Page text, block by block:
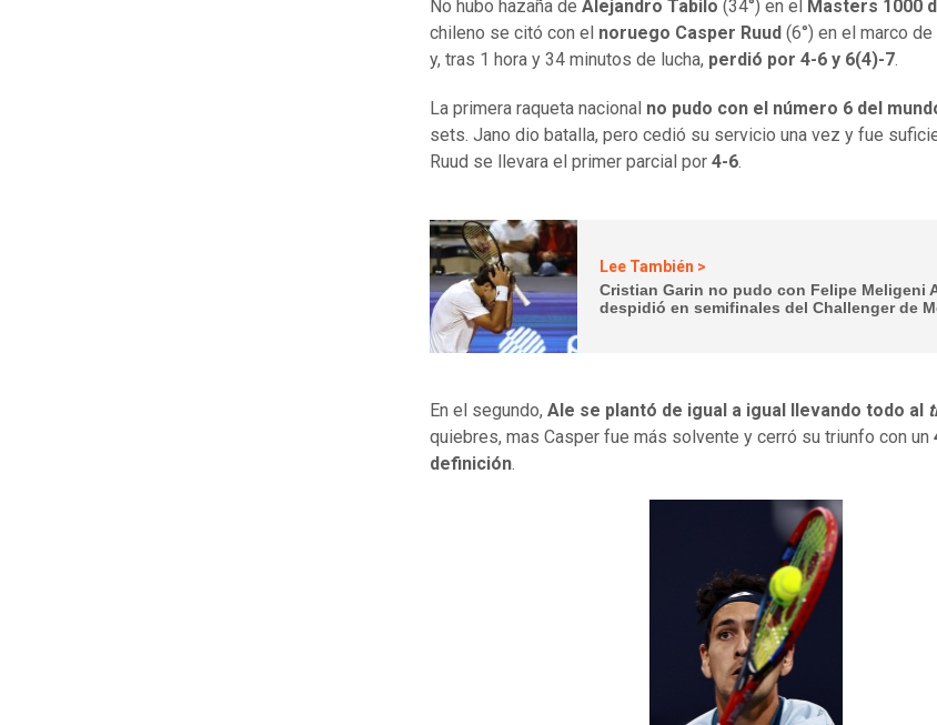
No hubo hazaña de Alejandro Tabilo (34°) en el Masters 1000
chileno se citó con el noruego Casper Ruud (6°) en el marco
y, tras 1 hora y 34 minutos de lucha, perdió por 4-6 y 6(4)-7.
La primera raqueta nacional no pudo con el número 6 del
sets. Jano dio batalla, pero cedió su servicio una vez y fue
Ruud se llevara el primer parcial por 4-6.
Lee También >
Cristian Garin no pudo con Felipe Meligeni
despidió en semifinales del Challenger de
En el segundo, Ale se plantó de igual a igual llevando todo al
quiebres, mas Casper fue más solvente y cerró su triunfo con un
definición.